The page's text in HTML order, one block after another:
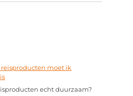
moet ik
echt duurzaam?